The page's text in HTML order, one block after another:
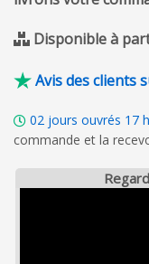
Disponible à
Avis des clients
02 jours ouvrés 17
commande et la